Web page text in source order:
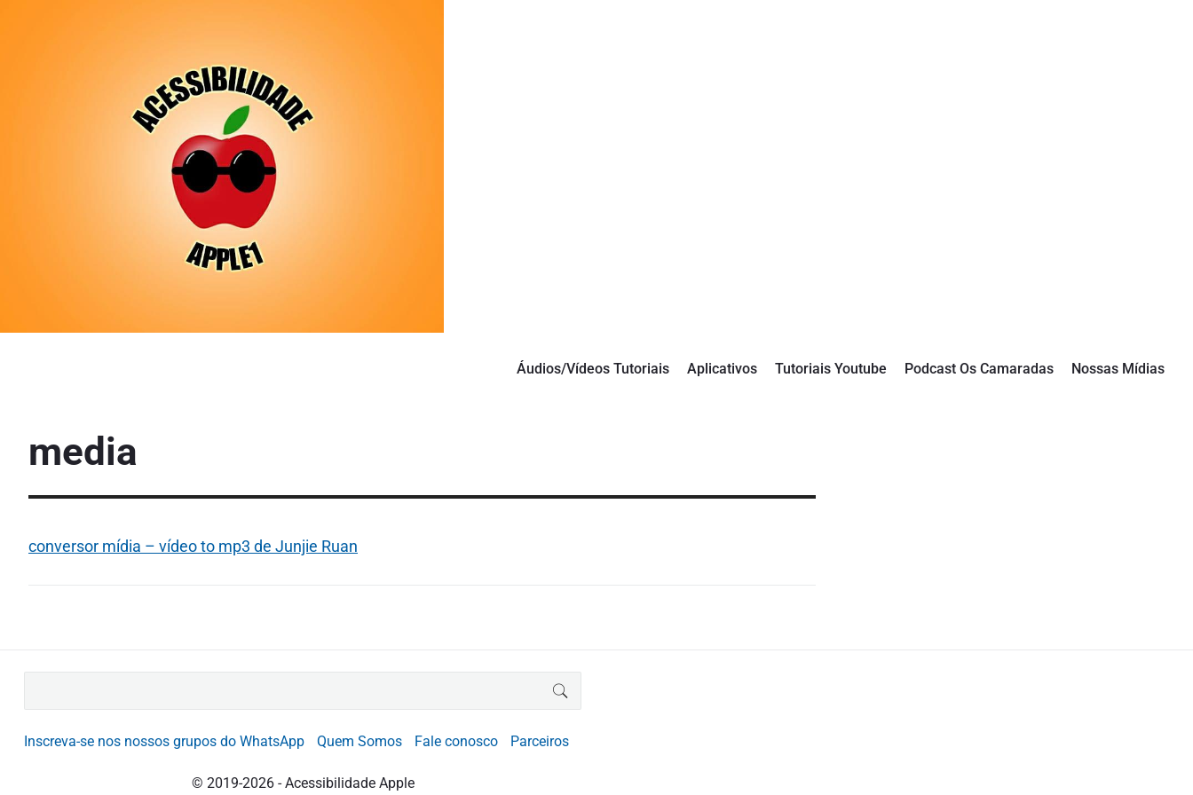
Áudios/Vídeos Tutoriais Aplicativos Tutoriais Youtube Podcast Os Camaradas Nossas Mídias
media
conversor mídia – vídeo to mp3 de Junjie Ruan
c
BUSCAR
Inscreva-se nos nossos grupos do WhatsApp Quem Somos Fale conosco Parceiros
© 2019-2026 - Acessibilidade Apple